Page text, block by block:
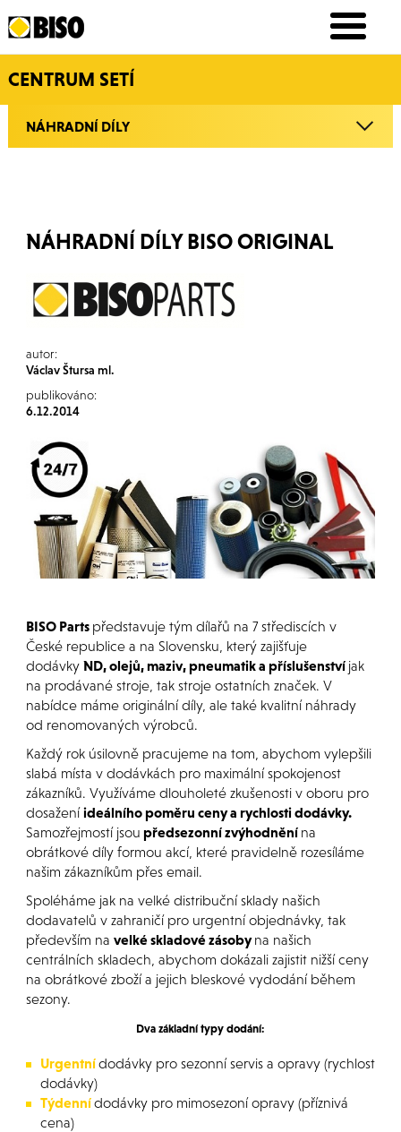
CENTRUM SETÍ
NÁHRADNÍ DÍLY
NÁHRADNÍ DÍLY BISO ORIGINAL
autor:
Václav Štursa ml.
publikováno:
6.12.2014
BISO Parts představuje tým dílařů na 7 střediscích v
České republice a na Slovensku, který zajišťuje
dodávky ND, olejů, maziv, pneumatik a příslušenství jak
na prodávané stroje, tak stroje ostatních značek. V
nabídce máme originální díly, ale také kvalitní náhrady
od renomovaných výrobců.
Každý rok úsilovně pracujeme na tom, abychom vylepšili
slabá místa v dodávkách pro maximální spokojenost
zákazníků. Využíváme dlouholeté zkušenosti v oboru pro
dosaženíideálního poměru ceny a rychlosti dodávky.
Samozřejmostí jsou předsezonní zvýhodnění na
obrátkové díly formou akcí, které pravidelně rozesíláme
našim zákazníkům přes email.
Spoléháme jak na velké distribuční sklady našich
dodavatelů v zahraničí pro urgentní objednávky, tak
především na velké skladové zásobyna našich
centrálních skladech, abychom dokázali zajistit nižší ceny
na obrátkové zboží a jejich bleskové vydodání během
sezony.
Dva základní typy dodání:
Urgentnídodávky pro sezonní servis a opravy (rychlost
dodávky)
Týdennídodávky pro mimosezoní opravy (příznivá
cena)